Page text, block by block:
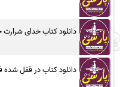
دانلود کتاب خدای شرارت
دانلود کتاب در قفل شده